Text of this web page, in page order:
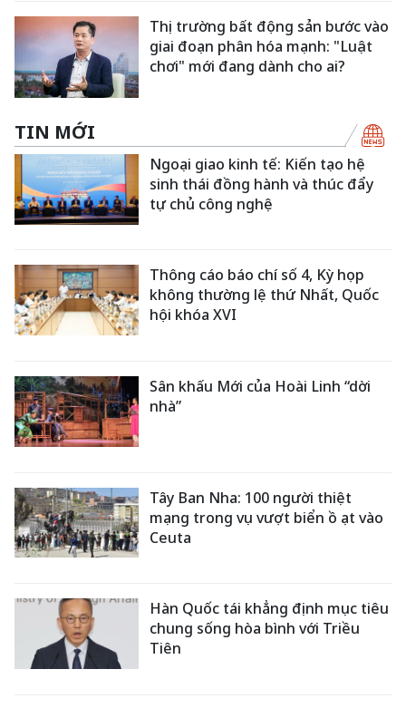
Thị trường bất động sản bước vào
giai đoạn phân hóa mạnh: "Luật
chơi" mới đang dành cho ai?
TIN MỚI
Ngoại giao kinh tế: Kiến tạo hệ
sinh thái đồng hành và thúc đẩy
tự chủ công nghệ
Thông cáo báo chí số 4, Kỳ họp
không thường lệ thứ Nhất, Quốc
hội khóa XVI
Sân khấu Mới của Hoài Linh “dời
nhà”
Tây Ban Nha: 100 người thiệt
mạng trong vụ vượt biển ồ ạt vào
Ceuta
Hàn Quốc tái khẳng định mục tiêu
chung sống hòa bình với Triều
Tiên